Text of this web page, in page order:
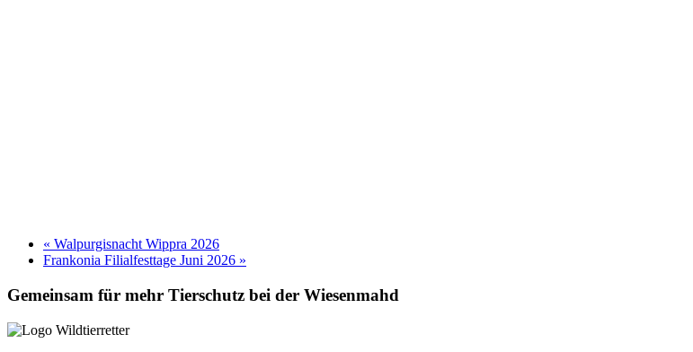
« Walpurgisnacht Wippra 2026
Frankonia Filialfesttage Juni 2026 »
Gemeinsam für mehr Tierschutz bei der Wiesenmahd